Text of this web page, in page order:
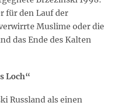
für den Lauf der
Muslime oder die
das Ende des Kalten
Loch“
Russland als einen